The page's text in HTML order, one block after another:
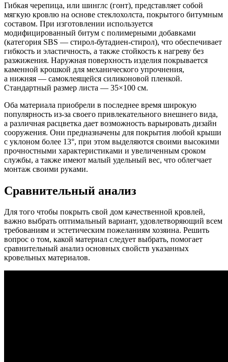
Гибкая черепица, или шинглс (гонт), представляет собой
мягкую кровлю на основе стеклохолста, покрытого битумным
составом. При изготовлении используется
модифицированный битум с полимерными добавками
(категория SBS — стирол-бутадиен-стирол), что обеспечивает
гибкость и эластичность, а также стойкость к нагреву без
разжижения. Наружная поверхность изделия покрывается
каменной крошкой для механического упрочнения,
а нижняя — самоклеящейся силиконовой пленкой.
Стандартный размер листа — 35×100 см.
Оба материала приобрели в последнее время широкую
популярность из-за своего привлекательного внешнего вида,
а различная расцветка дает возможность варьировать дизайн
сооружения. Они предназначены для покрытия любой крыши
с уклоном более 13°, при этом выделяются своими высокими
прочностными характеристиками и увеличенным сроком
службы, а также имеют малый удельный вес, что облегчает
монтаж своими руками.
Сравнительный анализ
Для того чтобы покрыть свой дом качественной кровлей,
важно выбрать оптимальный вариант, удовлетворяющий всем
требованиям и эстетическим пожеланиям хозяина. Решить
вопрос о том, какой материал следует выбрать, помогает
сравнительный анализ основных свойств указанных
кровельных материалов.